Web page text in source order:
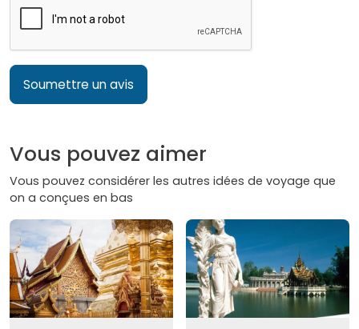
Soumettre un avis
Vous pouvez aimer
Vous pouvez considérer les autres idées de voyage que
on a conçues en bas